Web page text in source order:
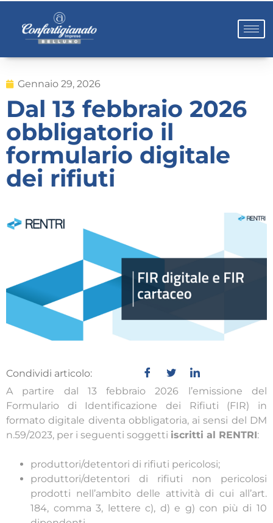
Gennaio 29, 2026
Dal 13 febbraio 2026
obbligatorio il
formulario digitale
dei rifiuti
Condividi articolo:
A partire dal 13 febbraio 2026 l’emissione del
Formulario di Identificazione dei Rifiuti (FIR) in
formato digitale diventa obbligatoria, ai sensi del DM
n.59/2023, per i seguenti soggetti iscritti al RENTRI:
produttori/detentori di rifiuti pericolosi;
produttori/detentori di rifiuti non pericolosi
prodotti nell’ambito delle attività di cui all’art.
184, comma 3, lettere c), d) e g) con più di 10